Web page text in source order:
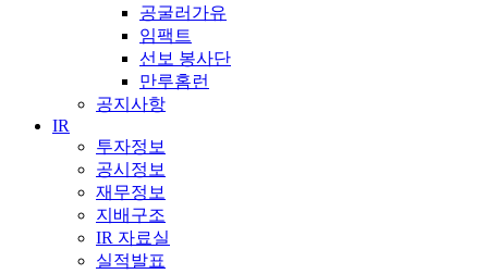
공굴러가유
임팩트
선보 봉사단
만루홈런
공지사항
IR
투자정보
공시정보
재무정보
지배구조
IR 자료실
실적발표